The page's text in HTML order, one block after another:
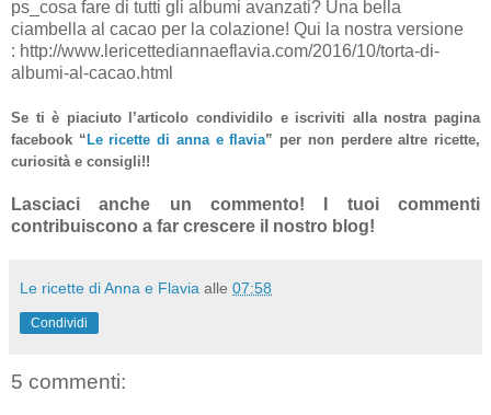
ps_cosa fare di tutti gli albumi avanzati? Una bella
ciambella al cacao per la colazione! Qui la nostra versione
: http://www.lericettediannaeflavia.com/2016/10/torta-di-
albumi-al-cacao.html
Se ti è piaciuto l’articolo condividilo e iscriviti alla nostra pagina
facebook “ Le ricette di anna e flavia” per non perdere altre ricette,
curiosità e consigli!!
Lasciaci anche un commento! I tuoi commenti
contribuiscono a far crescere il nostro blog!
Le ricette di Anna e Flavia alle 07:58
Condividi
5 commenti: